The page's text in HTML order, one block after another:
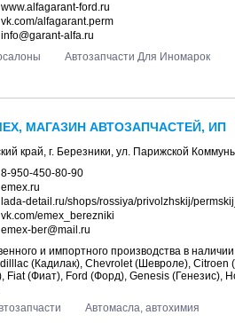
www.alfagarant-ford.ru
vk.com/alfagarant.perm
info@garant-alfa.ru
Автозапчасти Для Иномарок
МАГАЗИН АВТОЗАПЧАСТЕЙ, ИП
край, г. Березники, ул. Парижской
8-950-450-80-90
emex.ru
lada-detail.ru/shops/rossiya/privolzhskij/
vk.com/emex_berezniki
emex-ber@mail.ru
и импортного производства в
(Кадилак), Chevrolet (Шевроле),
Fiat (Фиат), Ford (Форд), Genesis (Генезис),
Автомасла, автохимия